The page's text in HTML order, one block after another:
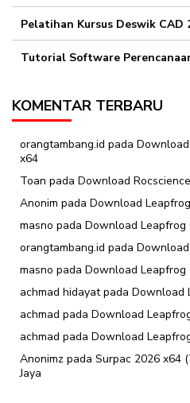
Pelatihan Kursus Deswik CAD
Tutorial Software
KOMENTAR TERBARU
orangtambang.id pada
x64
Toan pada Download
Anonim pada Download
masno pada Download Leapfrog
orangtambang.id pada
masno pada Download Leapfrog
achmad hidayatpada Download
achmad pada Download
achmad pada Download
Anonimz pada Surpac 2026 x64
Jaya